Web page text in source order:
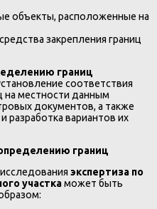
объекты, расположенные на
закрепления границ
границ
соответствия
на местности данным
документов, а также
разработка вариантов их
границ
экспертиза по
участкаможет быть